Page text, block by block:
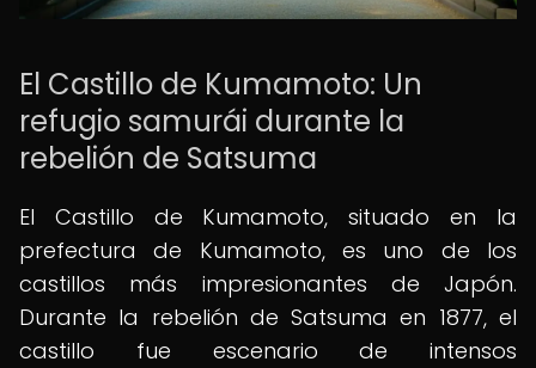
El Castillo de Kumamoto: Un
refugio samurái durante la
rebelión de Satsuma
El Castillo de Kumamoto, situado en la
prefectura de Kumamoto, es uno de los
castillos más impresionantes de Japón.
Durante la rebelión de Satsuma en 1877, el
castillo fue escenario de intensos